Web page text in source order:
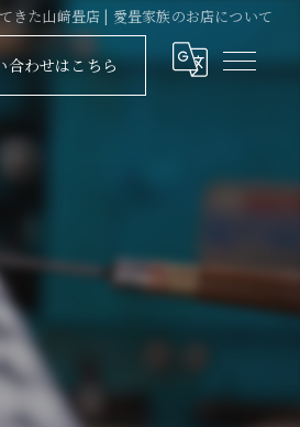
きた山﨑畳店 | 愛畳家族のお店について
合わせはこちら